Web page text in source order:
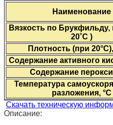
Наименование
Вязкость по Брукфильду,
20˚С )
Плотность (при
Содержание активного
Содержание
Температура
разложения, °С
Скачать техническую
Описание: